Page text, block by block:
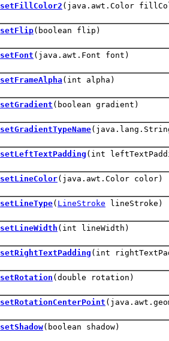
setFillColor2 (java.awt.Color
setFlip(boolean flip)
setFont (java.awt.Font font)
setFrameAlpha (int alpha)
setGradient (boolean gradient)
setGradientTypeName(java.lang.String
setLeftTextPadding (int
setLineColor(java.awt.Color color)
setLineType( LineStroke lineStroke)
setLineWidth (int lineWidth)
setRightTextPadding (int
setRotation (double rotation)
setRotationCenterPoint
setShadow(boolean shadow)